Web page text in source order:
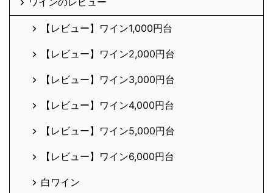
【レビュー】ワイン1,000円台
【レビュー】ワイン2,000円台
【レビュー】ワイン3,000円台
【レビュー】ワイン4,000円台
【レビュー】ワイン5,000円台
【レビュー】ワイン6,000円台
白ワイン